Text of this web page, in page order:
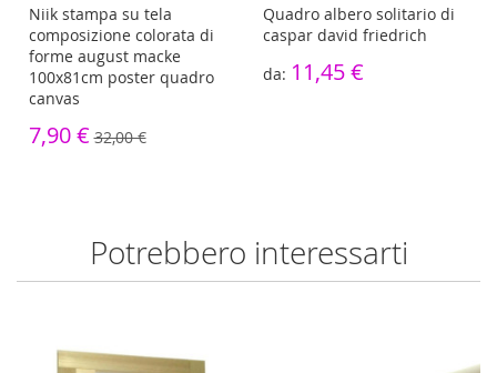
Niik stampa su tela
composizione colorata di
forme august macke
100x81cm poster quadro
canvas
7,90 € 32,00 €
Quadro albero solitario di
caspar david friedrich
11,45 €
Potrebbero interessarti